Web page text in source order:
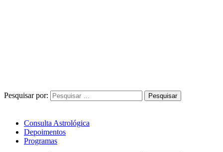
Pesquisar por:
Consulta Astrológica
Depoimentos
Programas